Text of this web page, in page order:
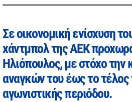
Σε οικονομική ενίσχυση
χάντμπολ της ΑΕΚ
Ηλιόπουλος, με στόχο
αναγκών του έως το τέλος
αγωνιστικής περιόδου.